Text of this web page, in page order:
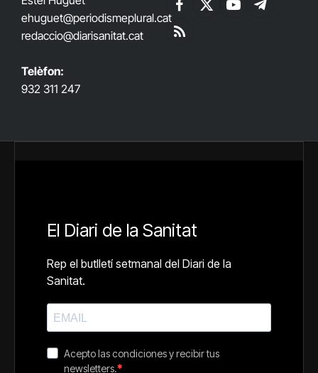
ehuguet@periodismeplural.cat
redaccio@diarisanitat.cat
Telèfon:
932 311 247
Facebook
X
YouTubeTelegram
RSS